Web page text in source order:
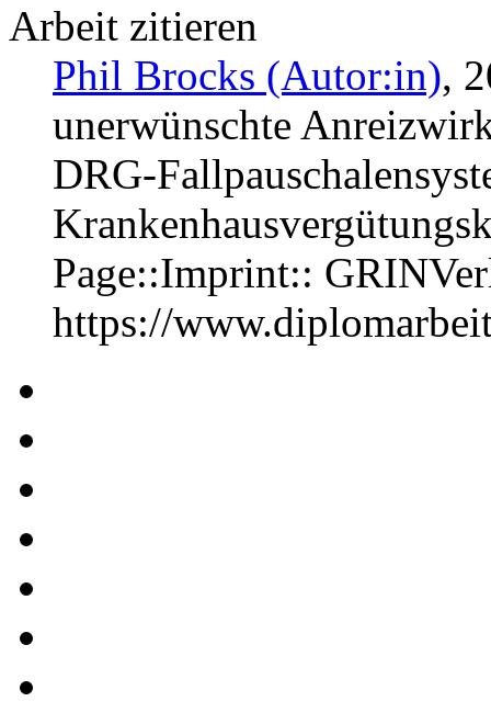
Arbeit zitieren
Phil Brocks (Autor:in),
unerwünschte
DRG-
Page::Imprint::
https://